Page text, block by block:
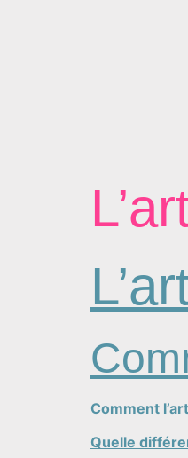
Comment
Quelle